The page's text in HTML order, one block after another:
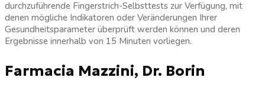
durchzuführende Fingerstrich-Selbsttests zur Verfügung, mit
denen mögliche Indikatoren oder Veränderungen Ihrer
Gesundheitsparameter überprüft werden können und deren
Ergebnisse innerhalb von 15 Minuten vorliegen.
Farmacia Mazzini, Dr. Borin